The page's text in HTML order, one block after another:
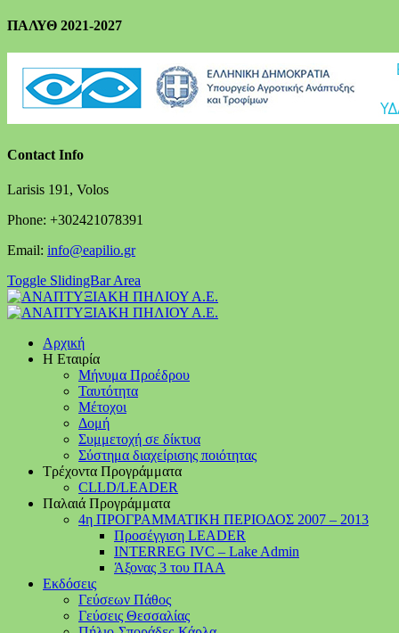
ΠΑΛΥΘ 2021-2027
Contact Info
Larisis 191, Volos
Phone: +302421078391
Email: info@eapilio.gr
Toggle SlidingBar Area
Αρχική
Η Εταιρία
Μήνυμα Προέδρου
Ταυτότητα
Μέτοχοι
Δομή
Συμμετοχή σε δίκτυα
Σύστημα διαχείρισης ποιότητας
Τρέχοντα Προγράμματα
CLLD/LEADER
Παλαιά Προγράμματα
4η ΠΡΟΓΡΑΜΜΑΤΙΚΗ ΠΕΡΙΟΔΟΣ 2007 – 2013
Προσέγγιση LEADER
INTERREG IVC – Lake Admin
Άξονας 3 του ΠΑΑ
Εκδόσεις
Γεύσεων Πάθος
Γεύσεις Θεσσαλίας